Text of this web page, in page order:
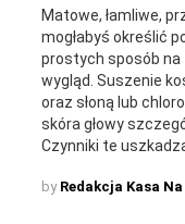
Matowe, łamliwe,
mogłabyś określić
prostych sposób na
wygląd. Suszenie
oraz słoną lub
skóra głowy
Czynniki te
by Redakcja Kasa